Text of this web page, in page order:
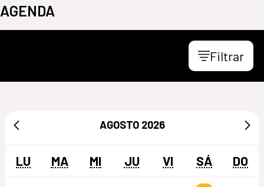
AGENDA
Filtrar
AGOSTO 2026
LU MA MI JU VI SÁ DO